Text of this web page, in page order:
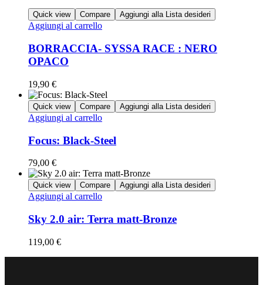
Quick view Compare Aggiungi alla Lista desideri
Aggiungi al carrello
BORRACCIA- SYSSA RACE : NERO
OPACO
19,90 €
Quick view Compare Aggiungi alla Lista desideri
Aggiungi al carrello
Focus: Black-Steel
79,00 €
Quick view Compare Aggiungi alla Lista desideri
Aggiungi al carrello
Sky 2.0 air: Terra matt-Bronze
119,00 €